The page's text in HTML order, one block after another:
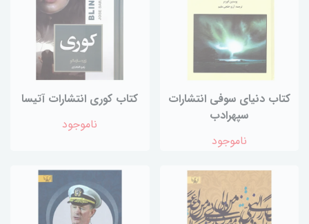
کتاب دنیای سوفی انتشارات
سپهرادب
ناموجود
کتاب کوری انتشارات آتیسا
ناموجود